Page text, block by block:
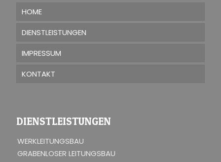
HOME
DIENSTLEISTUNGEN
IMPRESSUM
KONTAKT
DIENSTLEISTUNGEN
WERKLEITUNGSBAU
GRABENLOSER LEITUNGSBAU